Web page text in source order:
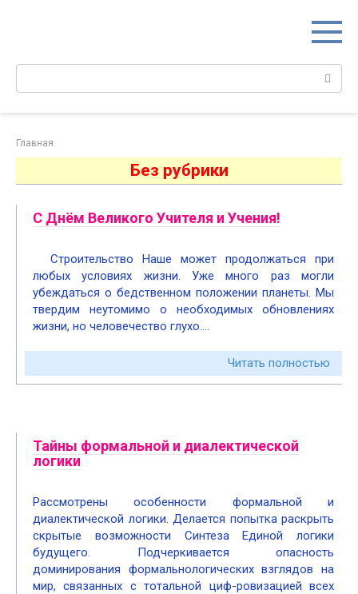
Поиск:
Главная
Без рубрики
С Днём Великого Учителя и Учения!
Строительство Наше может продолжаться при
любых условиях жизни. Уже много раз могли
убеждаться о бедственном положении планеты. Мы
твердим неутомимо о необходимых обновлениях
жизни, но человечество глухо….
Читать полностью
Тайны формальной и диалектической
логики
Рассмотрены особенности формальной и
диалектической логики. Делается попытка раскрыть
скрытые возможности Синтеза Единой логики
будущего. Подчеркивается опасность
доминирования формальнологических взглядов на
мир, связанных с тотальной циф-ровизацией всех